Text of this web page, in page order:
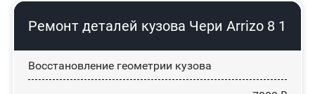
Ремонт деталей кузова Чери Arrizo 8 1
Восстановление геометрии кузова